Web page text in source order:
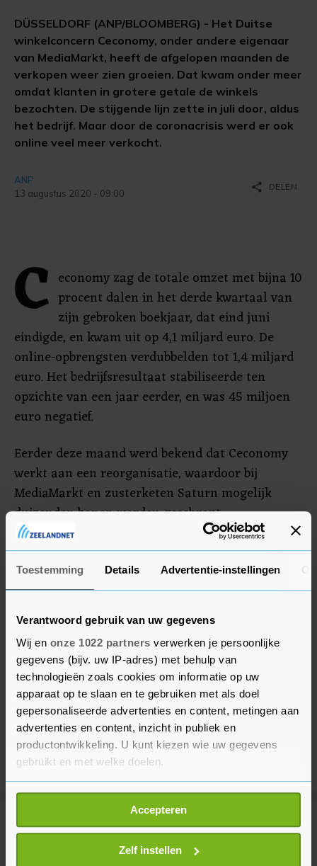
Toestemming Details Advertentie-instellingen
Verantwoord gebruik van uw gegevens
Wij en onze 1022 partners verwerken je persoonlijke
gegevens (bijv. uw IP-adres) met behulp van
technologieën zoals cookies om informatie op uw
apparaat op te slaan en te gebruiken met als doel
gepersonaliseerde advertenties en content, metingen aan
advertenties en content, inzicht in publiek en
productontwikkeling. U kunt kiezen wie uw gegevens
gebruikt en met welke doelen.
Als u het toestaat, willen we ook graag:
Informatie verzamelen over uw geografische
locatie, die tot een paar meter nauwkeurig kan zijn
Uw apparaat identificeren door het actief te
Accepteren
Zelf instellen
DÜSSELDORF (ANP/BLOOMBERG) - Het Duitse
winkelconcern Ceconomy, onder andere eigenaar
van MediaMarkt, heeft de afgelopen maanden de
verkopen weer zien groeien. Dat kwam onder meer
omdat klanten in grotere getale de winkels
bezochten. De stijgende lijn zette in juli door, aldus
het bedrijf. Maar door de coronacrisis werd er ook
online veel meer verkocht.
ANP
13 augustus 2020 - 09:00
share DELEN
C economy zag de totale omzet met bijna 10
procent dalen in het derde kwartaal van
zijn gebroken boekjaar, dat eind juni
eindigde, en kwam uit op 4,1 miljard euro. De
online-opbrengsten verdubbelden tot 1,4 miljard
euro. Het bedrijfsresultaat stabiliseerde ten
opzichte van een jaar eerder, en was 45 miljoen
euro negatief.
Eerder deze maand werd bekend dat Ceconomy
werkt aan een reorganisatie, waardoor bij
MediaMarkt en zusterketen Saturn mogelijk
duizenden banen worden geschrapt.
Meer uit Financieel